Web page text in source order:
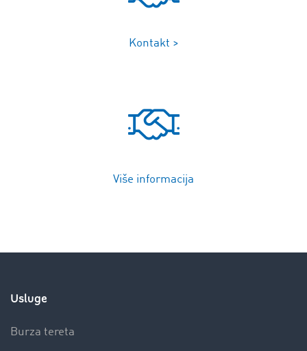
Kontakt >
Više informacija
Usluge
Burza tereta